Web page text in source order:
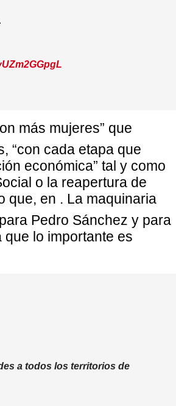
más mujeres” que
“con cada etapa que
económica” tal y como
o la reapertura de
que, en . La maquinaria
Pedro Sánchez y para
lo importante es
a todos los territorios de